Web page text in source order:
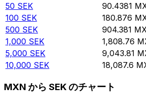
50 SEK 90.4381
100 SEK 180.876
500 SEK 904.381
1,000 SEK 1,808.76
5,000 SEK 9,043.81
10,000 SEK 18,087.6
MXN から SEK のチャート